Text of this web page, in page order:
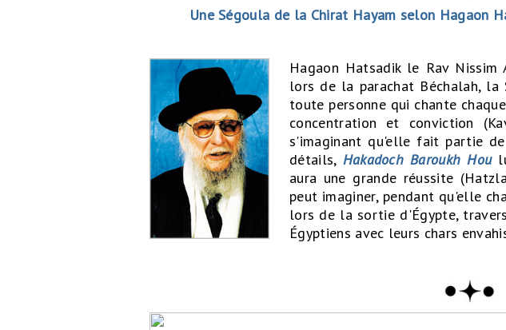
Une Ségoula de la Chirat Hayam selon Hagaon
Hagaon Hatsadik le Rav
lors de la parachat Béchalah, la
toute personne qui chante
concentration et conviction
s'imaginant qu'elle fait partie
détails, Hakadoch Baroukh Hou
aura une grande réussite
peut imaginer, pendant qu'elle
lors de la sortie d'Égypte,
Égyptiens avec leurs chars